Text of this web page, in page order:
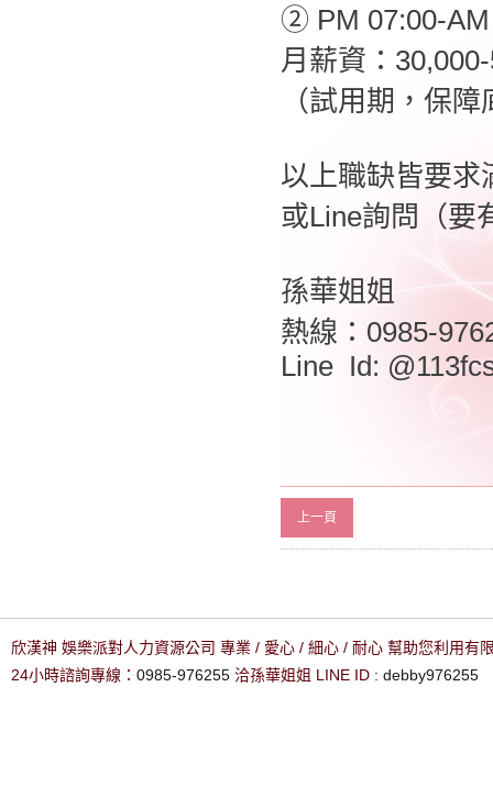
② PM 07:00-AM
月薪資：
（試用期，保
以上職缺皆要求
或Line詢問（要
孫華姐姐
熱線：0985-
Line Id:
上一頁
欣漢神 娛樂派對人力資源公司 專業 / 愛心 / 細心 / 耐心 幫助您利用有
24小時諮詢專線： 0985-976255 洽孫華姐姐 LINE ID : debby976255